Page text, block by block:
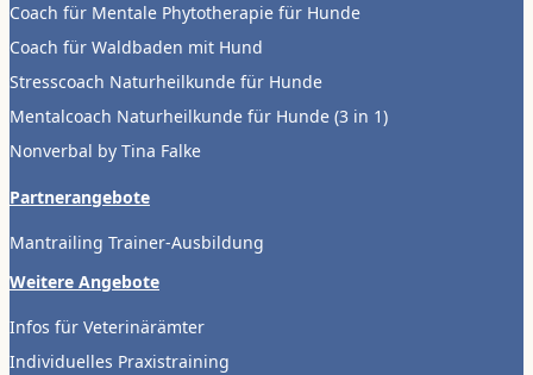
Coach für Mentale Phytotherapie für Hunde
Coach für Waldbaden mit Hund
Stresscoach Naturheilkunde für Hunde
Mentalcoach Naturheilkunde für Hunde (3 in 1)
Nonverbal by Tina Falke
Partnerangebote
Mantrailing Trainer-Ausbildung
Weitere Angebote
Infos für Veterinärämter
Individuelles Praxistraining